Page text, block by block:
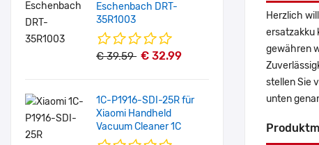
Eschenbach DRT-
35R1003
€ 39.59 € 32.99
1C-P1916-SDI-25R für
Xiaomi Handheld
Vacuum Cleaner 1C
Herzlich
ersatzakku
gewähren
stellen Sie
unten